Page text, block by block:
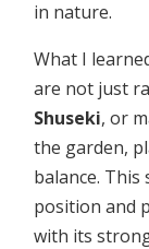
in nature.
What I
are not just
Shuseki, or
the garden,
balance.
position and
with its